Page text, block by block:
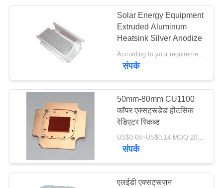
Solar Energy Equipment
Extruded Aluminum
Heatsink Silver Anodize
According to your requirements, design the most preferential price for you MOQ:200pcs
संपर्क
50mm-80mm CU1100
कॉपर एक्सट्रूडेड हीटसिंक
रेडिएटर स्किव्ड
US$0.08~US$0.14 MOQ:200000
संपर्क
एलईडी एक्सट्रूज़न